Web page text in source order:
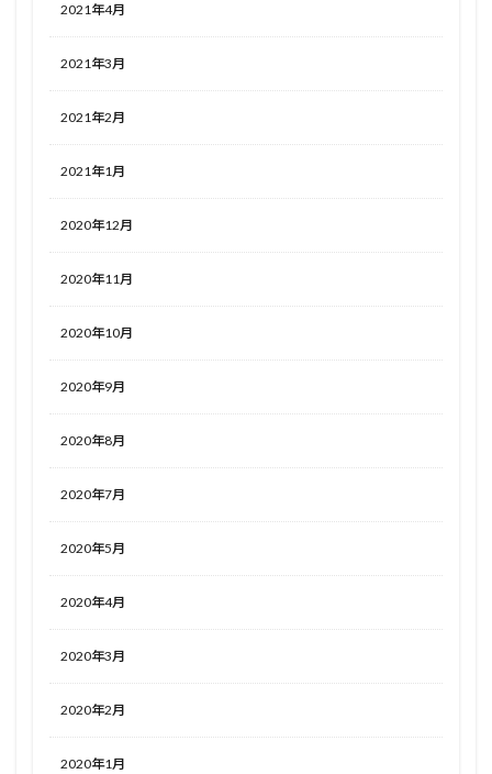
2021年4月
2021年3月
2021年2月
2021年1月
2020年12月
2020年11月
2020年10月
2020年9月
2020年8月
2020年7月
2020年5月
2020年4月
2020年3月
2020年2月
2020年1月